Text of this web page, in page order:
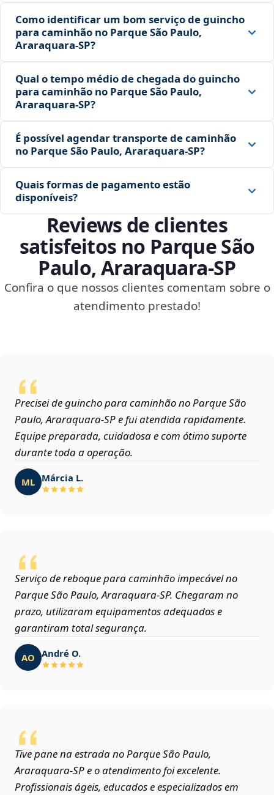
Como identificar um bom serviço de guincho
para caminhão no Parque São Paulo,
Araraquara‑SP?
Qual o tempo médio de chegada do guincho
para caminhão no Parque São Paulo,
Araraquara‑SP?
É possível agendar transporte de caminhão
no Parque São Paulo, Araraquara‑SP?
Quais formas de pagamento estão
disponíveis?
Reviews de clientes
satisfeitos no Parque São
Paulo, Araraquara‑SP
Confira o que nossos clientes comentam sobre o
atendimento prestado!
Precisei de guincho para caminhão no Parque São
Paulo, Araraquara‑SP e fui atendida rapidamente.
Equipe preparada, cuidadosa e com ótimo suporte
durante toda a operação.
ML Márcia L.
Serviço de reboque para caminhão impecável no
Parque São Paulo, Araraquara‑SP. Chegaram no
prazo, utilizaram equipamentos adequados e
garantiram total segurança.
AO André O.
Tive pane na estrada no Parque São Paulo,
Araraquara‑SP e o atendimento foi excelente.
Profissionais ágeis, educados e especializados em